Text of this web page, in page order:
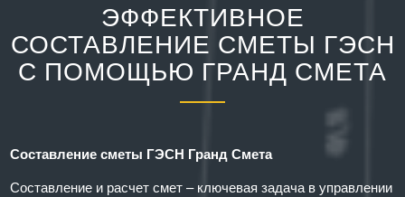
ЭФФЕКТИВНОЕ
СОСТАВЛЕНИЕ СМЕТЫ ГЭСН
С ПОМОЩЬЮ ГРАНД СМЕТА
Составление сметы ГЭСН Гранд Смета
Составление и расчет смет – ключевая задача в управлении